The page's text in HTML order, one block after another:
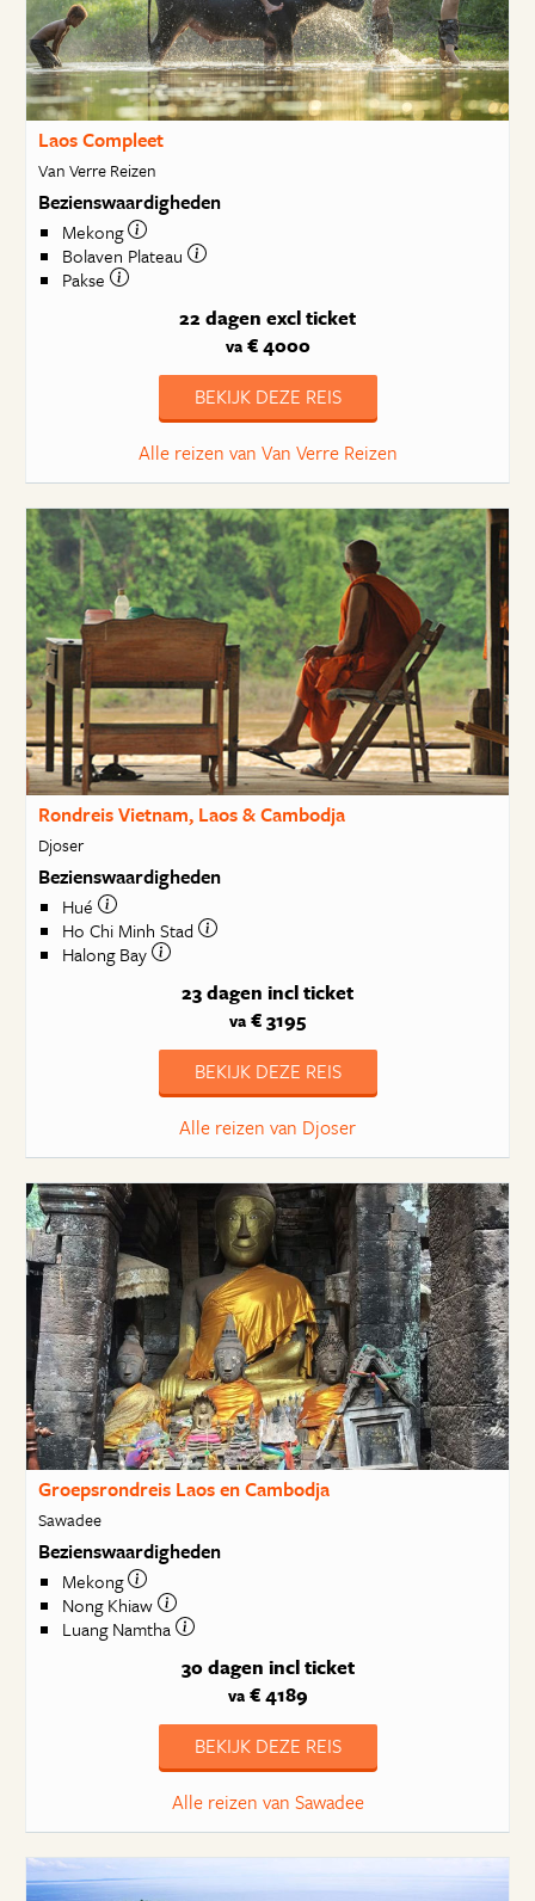
Laos Compleet
Van Verre Reizen
Bezienswaardigheden
Mekong
Bolaven Plateau
Pakse
22 dagen excl ticket
va€ 4000
BEKIJK DEZE REIS
Alle reizen van Van Verre Reizen
Rondreis Vietnam, Laos & Cambodja
Djoser
Bezienswaardigheden
Hué
Ho Chi Minh Stad
Halong Bay
23 dagen incl ticket
va € 3195
BEKIJK DEZE REIS
Alle reizen van Djoser
Groepsrondreis Laos en Cambodja
Sawadee
Bezienswaardigheden
Mekong
Nong Khiaw
Luang Namtha
30 dagen incl ticket
va€ 4189
BEKIJK DEZE REIS
Alle reizen van Sawadee